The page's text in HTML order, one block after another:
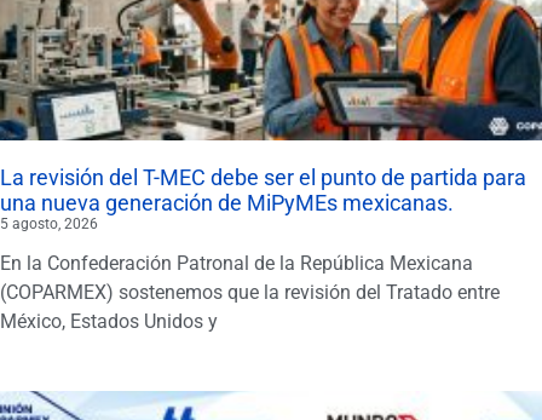
La revisión del T-MEC debe ser el punto de partida para
una nueva generación de MiPyMEs mexicanas.
5 agosto, 2026
En la Confederación Patronal de la República Mexicana
(COPARMEX) sostenemos que la revisión del Tratado entre
México, Estados Unidos y